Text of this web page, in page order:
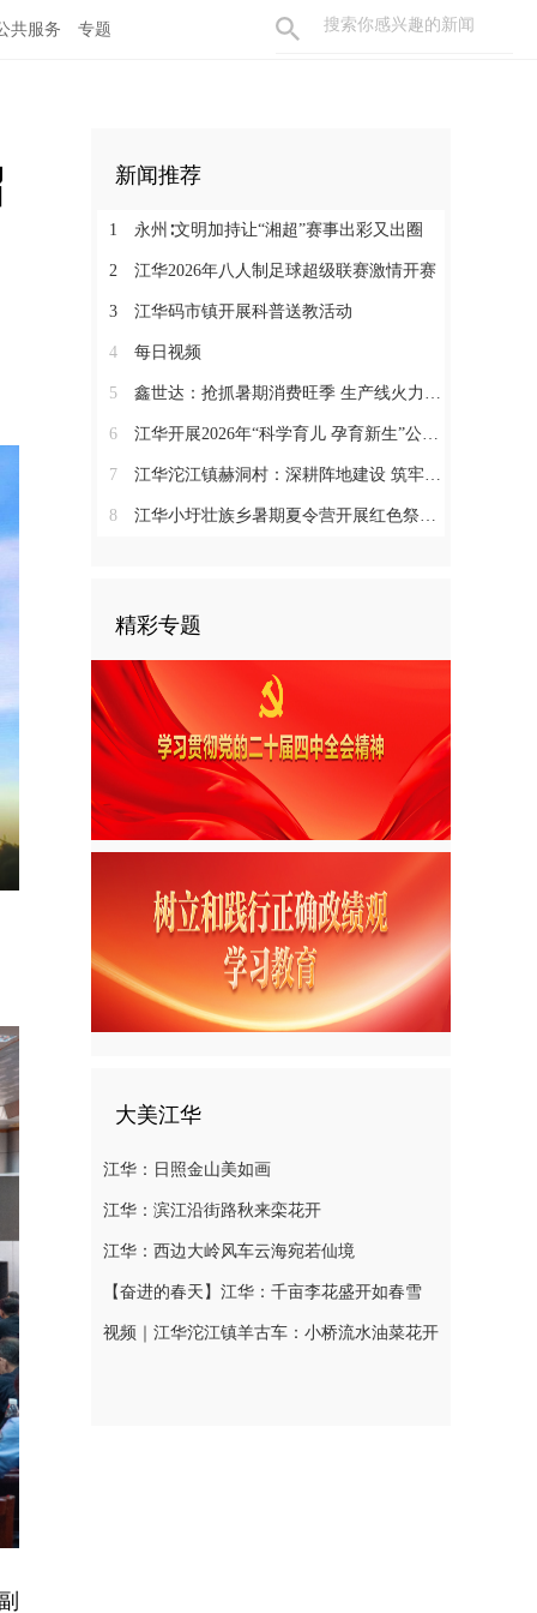
共服务 专题
新闻推荐
1 永州∶文明加持让“湘超”赛事出彩又出圈
2 江华2026年八人制足球超级联赛激情开赛
3 江华码市镇开展科普送教活动
4 每日视频
5 鑫世达：抢抓暑期消费旺季 生产线火力全开
6 江华开展2026年“科学育儿 孕育新生”公益活动
7 江华沱江镇赫洞村：深耕阵地建设 筑牢党建根基
8 江华小圩壮族乡暑期夏令营开展红色祭扫研学活动
精彩专题
大美江华
江华：日照金山美如画
江华：滨江沿街路秋来栾花开
江华：西边大岭风车云海宛若仙境
【奋进的春天】江华：千亩李花盛开如春雪
视频｜江华沱江镇羊古车：小桥流水油菜花开